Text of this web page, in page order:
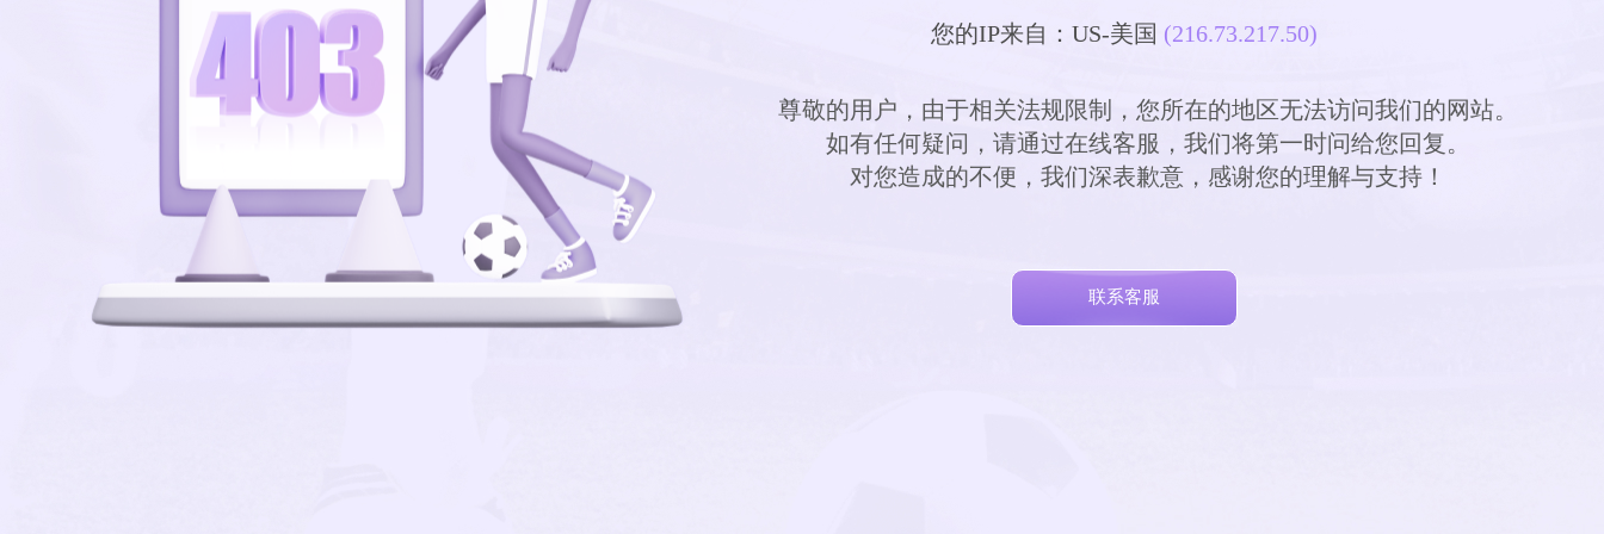
您的IP来自：US-美国 (216.73.217.50)
        尊敬的用户，由于相关法规限制，您所在的地区无法访问我们的网站。
        如有任何疑问，请通过在线客服，我们将第一时问给您回复。
        对您造成的不便，我们深表歉意，感谢您的理解与支持！
联系客服